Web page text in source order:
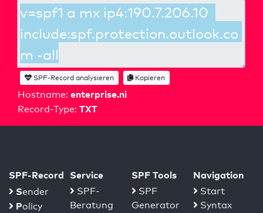
Hostname: enterprise.ni
Record-Type: TXT
SPF-Record analysieren Kopieren
SPF-Record
Sender
Policy
Service
SPF-
Beratung
SPF Tools
SPF
Generator
Navigation
Start
Syntax